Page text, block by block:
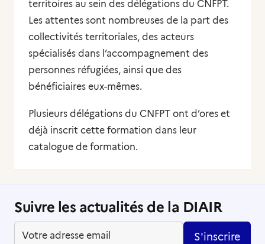
territoires au sein des délégations du CNFPT.
Les attentes sont nombreuses de la part des
collectivités territoriales, des acteurs
spécialisés dans l’accompagnement des
personnes réfugiées, ainsi que des
bénéficiaires eux-mêmes.
Plusieurs délégations du CNFPT ont d’ores et
déjà inscrit cette formation dans leur
catalogue de formation.
Suivre les actualités de la DIAIR
S'inscrire